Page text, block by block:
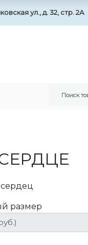
ул., д. 32, стр. 2А
размер